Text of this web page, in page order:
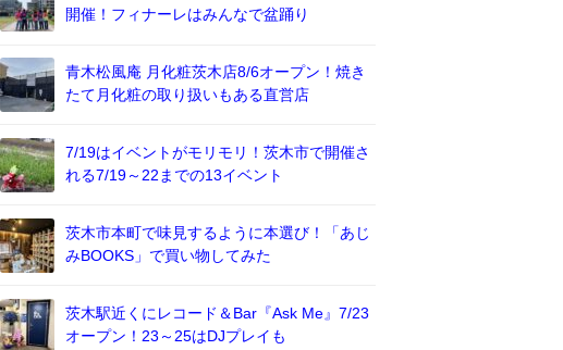
開催！フィナーレはみんなで盆踊り
青木松風庵 月化粧茨木店8/6オープン！焼き
たて月化粧の取り扱いもある直営店
7/19はイベントがモリモリ！茨木市で開催さ
れる7/19～22までの13イベント
茨木市本町で味見するように本選び！「あじ
みBOOKS」で買い物してみた
茨木駅近くにレコード＆Bar『Ask Me』7/23
オープン！23～25はDJプレイも